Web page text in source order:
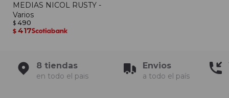
MEDIAS NICOL RUSTY -
Varios
$ 490
$ 417
8 tiendas
en todo el pais
Envios
a todo el país